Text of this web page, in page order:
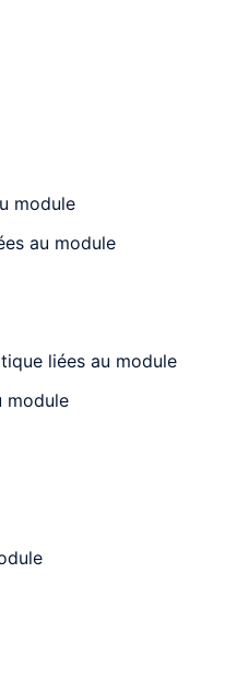
module
au module
liées au module
module